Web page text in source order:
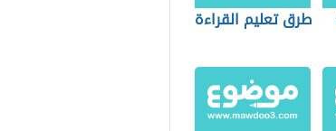
طرق تعليم القراءة